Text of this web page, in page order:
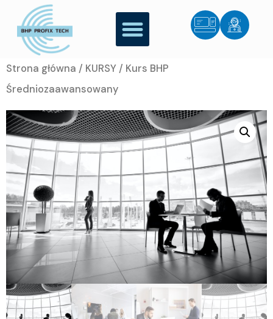
Strona główna / KURSY / Kurs BHP
Średniozaawansowany